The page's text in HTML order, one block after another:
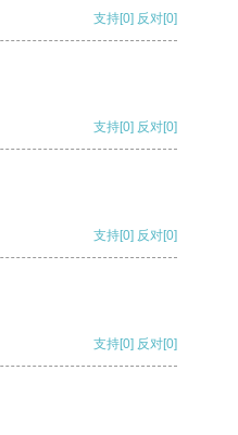
支持[0] 反对[0]
支持[0] 反对[0]
支持[0] 反对[0]
支持[0] 反对[0]